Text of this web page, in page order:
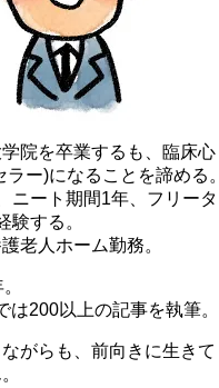
院を卒業するも、臨床心
ー)になることを諦める。
ニート期間1年、フリータ
験する。
老人ホーム勤務。
は200以上の記事を執筆。
がらも、前向きに生きて